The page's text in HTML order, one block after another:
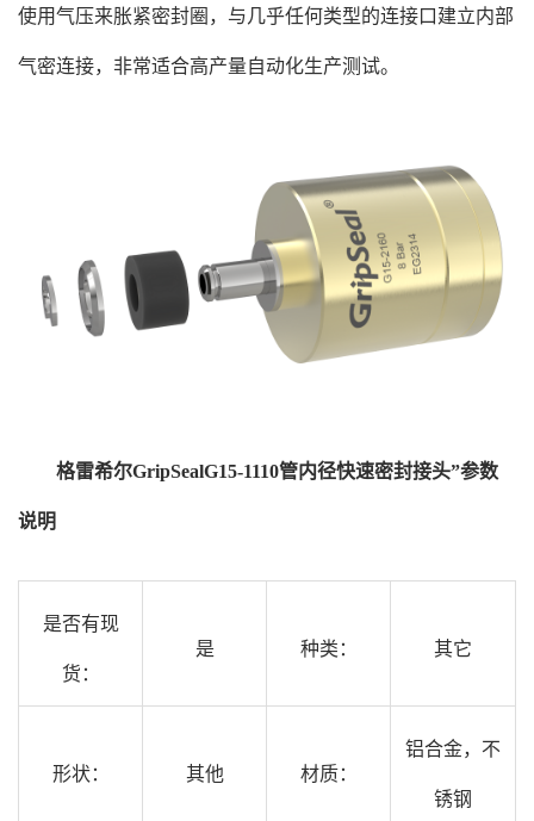
使用气压来胀紧密封圈，与几乎任何类型的连接口建立内部
气密连接，非常适合高产量自动化生产测试。
格雷希尔GripSealG15-1110管内径快速密封接头”参数
说明
是否有现
货：
是 种类： 其它
形状： 其他 材质：
铝合金，不
锈钢